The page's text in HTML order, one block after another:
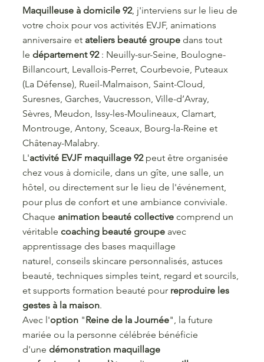
Maquilleuse à domicile 92, j'interviens sur le lieu de
votre choix pour vos activités EVJF, animations
anniversaire et ateliers beauté groupedans tout
le département 92: Neuilly-sur-Seine, Boulogne-
Billancourt, Levallois-Perret, Courbevoie, Puteaux
(La Défense), Rueil-Malmaison, Saint-Cloud,
Suresnes, Garches, Vaucresson, Ville-d’Avray,
Sèvres, Meudon, Issy-les-Moulineaux, Clamart,
Montrouge, Antony, Sceaux, Bourg-la-Reine et
Châtenay-Malabry.
L'activité EVJF maquillage 92peut être organisée
chez vous à domicile, dans un gîte, une salle, un
hôtel, ou directement sur le lieu de l'événement,
pour plus de confort et une ambiance conviviale.
Chaque animation beauté collective comprend un
véritable coaching beauté groupe avec
apprentissage des bases maquillage
naturel, conseils skincare personnalisés, astuces
beauté, techniques simples teint, regard et sourcils,
et supports formation beauté pour reproduire les
gestes à la maison.
Avec l'option "Reine de la Journée", la future
mariée ou la personne célébrée bénéficie
d'une démonstration maquillage